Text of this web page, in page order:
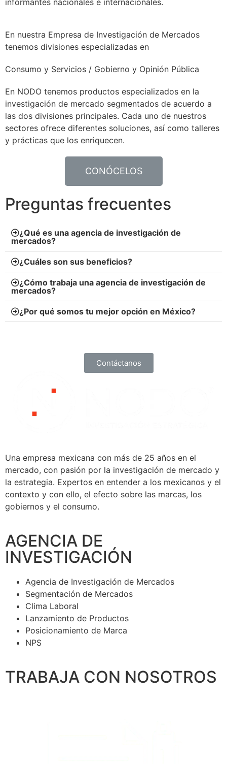
informantes nacionales e internacionales.
En nuestra Empresa de Investigación de Mercados
tenemos divisiones especializadas en
Consumo y Servicios / Gobierno y Opinión Pública
En NODO tenemos productos especializados en la
investigación de mercado segmentados de acuerdo a
las dos divisiones principales. Cada uno de nuestros
sectores ofrece diferentes soluciones, así como talleres
y prácticas que los enriquecen.
CONÓCELOS
Preguntas frecuentes
¿Qué es una agencia de investigación de
mercados?
¿Cuáles son sus beneficios?
¿Cómo trabaja una agencia de investigación de
mercados?
¿Por qué somos tu mejor opción en México?
Contáctanos
Una empresa mexicana con más de 25 años en el
mercado, con pasión por la investigación de mercado y
la estrategia. Expertos en entender a los mexicanos y el
contexto y con ello, el efecto sobre las marcas, los
gobiernos y el consumo.
AGENCIA DE
INVESTIGACIÓN
Agencia de Investigación de Mercados
Segmentación de Mercados
Clima Laboral
Lanzamiento de Productos
Posicionamiento de Marca
NPS
TRABAJA CON NOSOTROS